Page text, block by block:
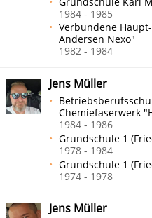
1984 - 1985
Verbundene
Andersen Nexö"
1982 - 1984
Jens Müller
Chemiefaserwerk
1984 - 1986
Grundschule 1
1978 - 1984
Grundschule 1
1974 - 1978
Jens Müller